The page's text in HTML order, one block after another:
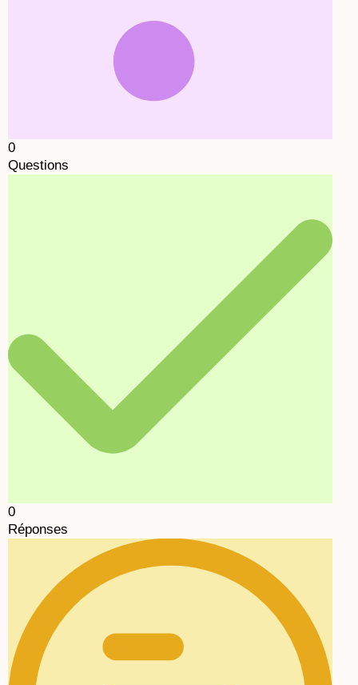
0
Questions
0
Réponses